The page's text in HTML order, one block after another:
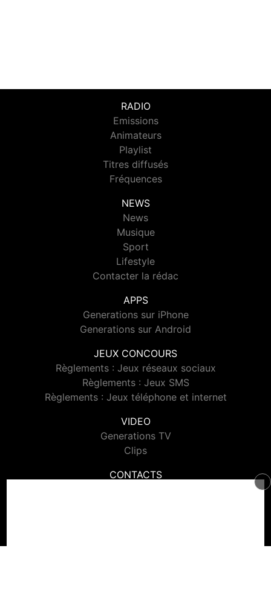
RADIO
Emissions
Animateurs
Playlist
Titres diffusés
Fréquences
NEWS
News
Musique
Sport
Lifestyle
Contacter la rédac
APPS
Generations sur iPhone
Generations sur Android
JEUX CONCOURS
Règlements : Jeux réseaux sociaux
Règlements : Jeux SMS
Règlements : Jeux téléphone et internet
VIDEO
Generations TV
Clips
CONTACTS